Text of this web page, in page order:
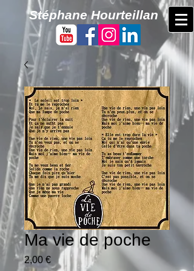
​Stéphane Hourteillan
Ma vie de poche
2,00 €Prix